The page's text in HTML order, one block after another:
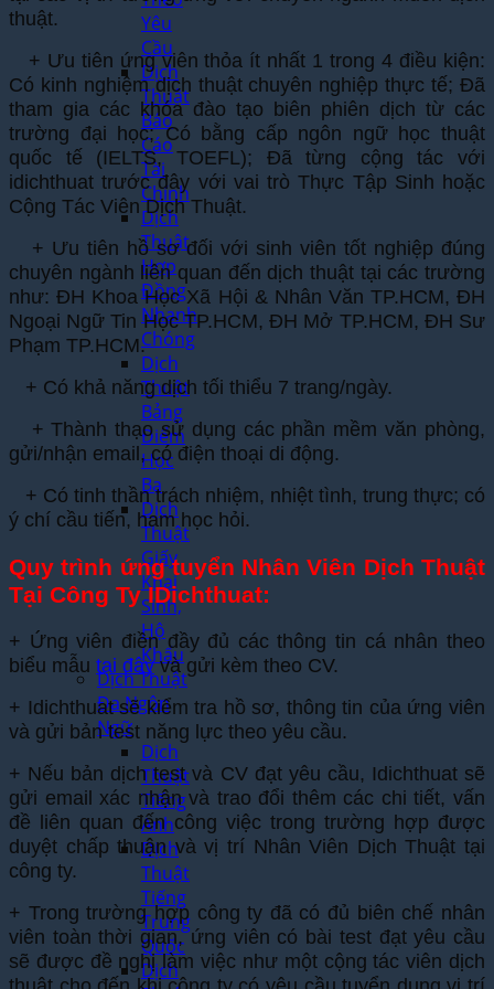
Yêu
Cầu
Dịch
Thuật
Báo
Cáo
Tài
Chính
Dịch
Thuật
Hợp
Đồng
Nhanh
Chóng
Dịch
Thuật
Bảng
Điểm
Học
Bạ
Dịch
Thuật
Giấy
Khai
Sinh,
Hộ
Khẩu
Dịch Thuật
Đa Ngôn
Ngữ
Dịch
Thuật
Tiếng
Anh
Dịch
Thuật
Tiếng
Trung
Quốc
Dịch
thuật.
+ Ưu tiên ứng viên thỏa ít nhất 1 trong 4 điều kiện:
Có kinh nghiệm dịch thuật chuyên nghiệp thực tế; Đã
tham gia các khóa đào tạo biên phiên dịch từ các
trường đại học; Có bằng cấp ngôn ngữ học thuật
quốc tế (IELTS, TOEFL); Đã từng cộng tác với
idichthuat trước đây với vai trò Thực Tập Sinh hoặc
Cộng Tác Viên Dịch Thuật.
+ Ưu tiên hồ sơ đối với sinh viên tốt nghiệp đúng
chuyên ngành liên quan đến dịch thuật tại các trường
như: ĐH Khoa Học Xã Hội & Nhân Văn TP.HCM, ĐH
Ngoại Ngữ Tin Học TP.HCM, ĐH Mở TP.HCM, ĐH Sư
Phạm TP.HCM.
+ Có khả năng dịch tối thiểu 7 trang/ngày.
+ Thành thạo sử dụng các phần mềm văn phòng,
gửi/nhận email, có điện thoại di động.
+ Có tinh thần trách nhiệm, nhiệt tình, trung thực; có
ý chí cầu tiến, ham học hỏi.
Quy trình ứng tuyển Nhân Viên Dịch Thuật
Tại Công Ty IDichthuat:
+ Ứng viên điền đầy đủ các thông tin cá nhân theo
biểu mẫu tại đâyvà gửi kèm theo CV.
+ Idichthuat sẽ kiểm tra hồ sơ, thông tin của ứng viên
và gửi bản test năng lực theo yêu cầu.
+ Nếu bản dịch test và CV đạt yêu cầu, Idichthuat sẽ
gửi email xác nhận và trao đổi thêm các chi tiết, vấn
đề liên quan đến công việc trong trường hợp được
duyệt chấp thuận và vị trí Nhân Viên Dịch Thuật tại
công ty.
+ Trong trường hợp công ty đã có đủ biên chế nhân
viên toàn thời gian, ứng viên có bài test đạt yêu cầu
sẽ được đề nghị làm việc như một cộng tác viên dịch